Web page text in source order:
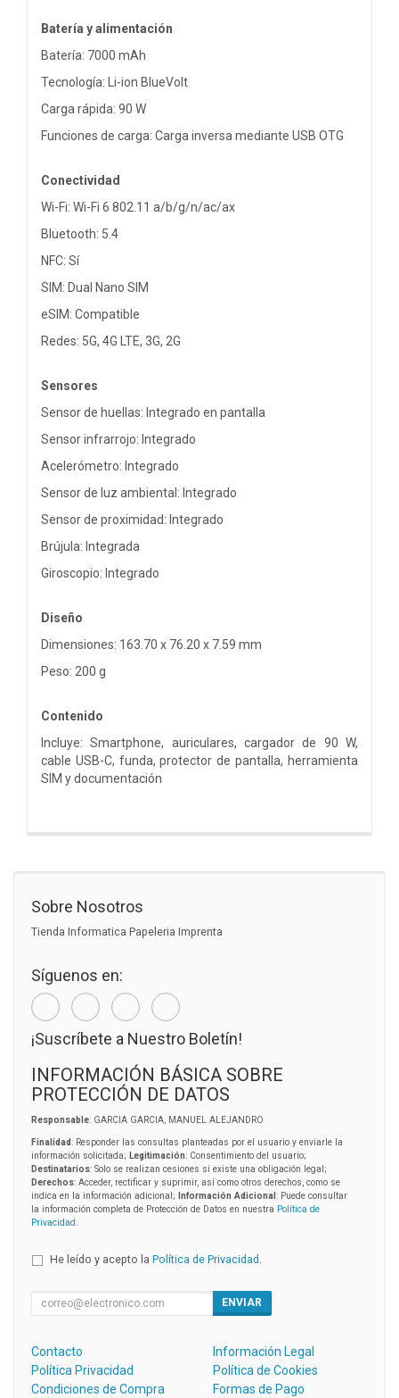
Batería y alimentación
Batería: 7000 mAh
Tecnología: Li-ion BlueVolt
Carga rápida: 90 W
Funciones de carga: Carga inversa mediante USB OTG
Conectividad
Wi-Fi: Wi-Fi 6 802.11 a/b/g/n/ac/ax
Bluetooth: 5.4
NFC: Sí
SIM: Dual Nano SIM
eSIM: Compatible
Redes: 5G, 4G LTE, 3G, 2G
Sensores
Sensor de huellas: Integrado en pantalla
Sensor infrarrojo: Integrado
Acelerómetro: Integrado
Sensor de luz ambiental: Integrado
Sensor de proximidad: Integrado
Brújula: Integrada
Giroscopio: Integrado
Diseño
Dimensiones: 163.70 x 76.20 x 7.59 mm
Peso: 200 g
Contenido
Incluye: Smartphone, auriculares, cargador de 90 W,
cable USB-C, funda, protector de pantalla, herramienta
SIM y documentación
Sobre Nosotros
Tienda Informatica Papeleria Imprenta
Síguenos en:
¡Suscríbete a Nuestro Boletín!
INFORMACIÓN BÁSICA SOBRE
PROTECCIÓN DE DATOS
Responsable: GARCIA GARCIA, MANUEL ALEJANDRO
Finalidad: Responder las consultas planteadas por el usuario y enviarle la
información solicitada; Legitimación: Consentimiento del usuario;
Destinatarios: Solo se realizan cesiones si existe una obligación legal;
Derechos: Acceder, rectificar y suprimir, así como otros derechos, como se
indica en la información adicional;
Información Adicional : Puede consultar
la información completa de Protección de Datos en nuestra Política de
Privacidad
He leído y acepto la Política de Privacidad
ENVIAR
Contacto
Información Legal
Política Privacidad
Política de Cookies
Condiciones de Compra
Formas de Pago